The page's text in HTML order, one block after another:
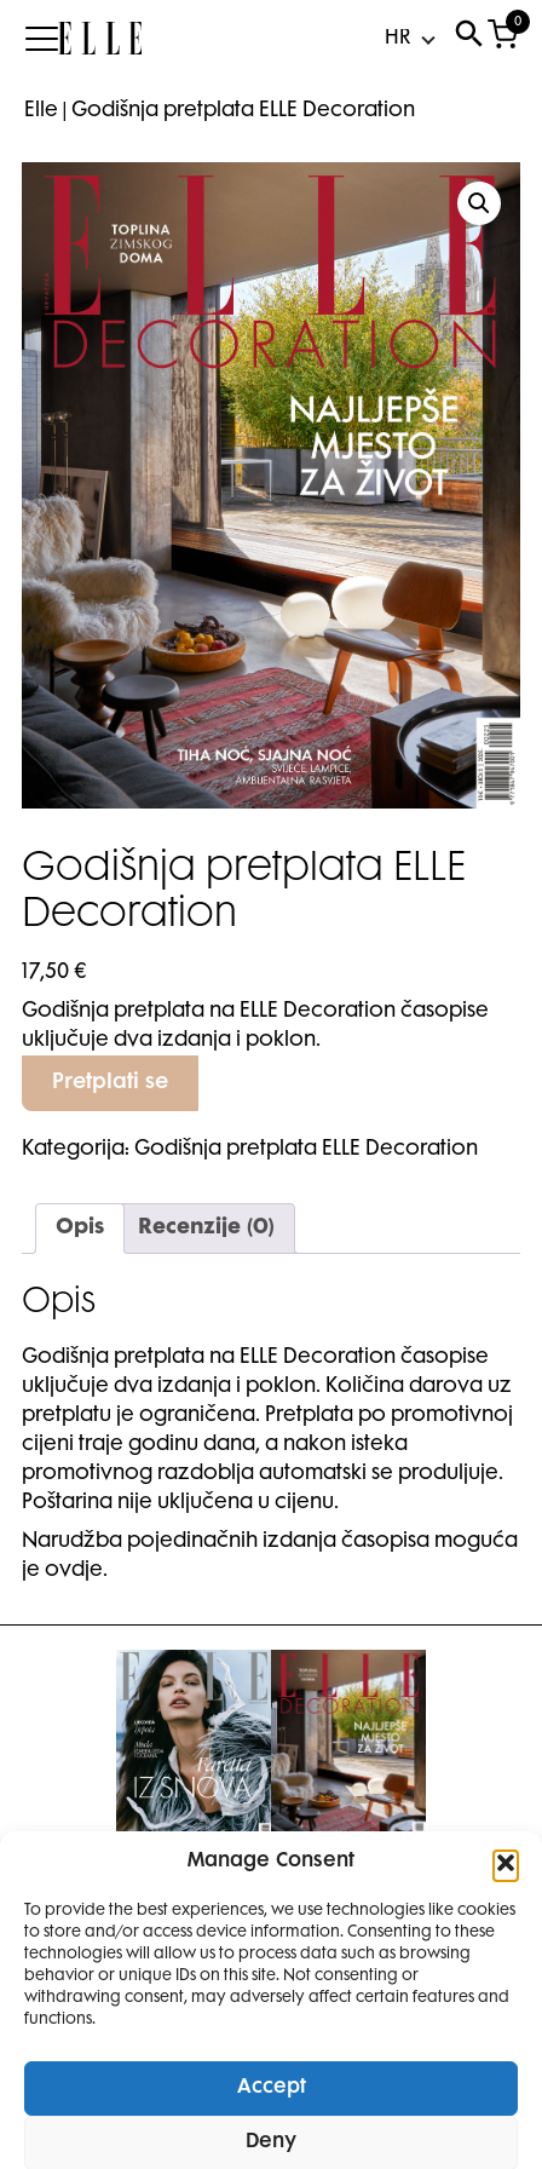
Manage Consent
To provide the best experiences, we use technologies like cookies
to store and/or access device information. Consenting to these
technologies will allow us to process data such as browsing
behavior or unique IDs on this site. Not consenting or
withdrawing consent, may adversely affect certain features and
functions.
Accept
Deny
Elle
0
Elle Godišnja pretplata ELLE Decoration
Godišnja pretplata ELLE
Decoration
17,50 €
Godišnja pretplata na ELLE Decoration časopise
uključuje dva izdanja i poklon.
Pretplati se
Kategorija: Godišnja pretplata ELLE Decoration
Opis Recenzije (0)
Opis
Godišnja pretplata na ELLE Decoration časopise
uključuje dva izdanja i poklon. Količina darova uz
pretplatu je ograničena. Pretplata po promotivnoj
cijeni traje godinu dana, a nakon isteka
promotivnog razdoblja automatski se produljuje.
Poštarina nije uključena u cijenu.
Narudžba pojedinačnih izdanja časopisa moguća
je ovdje.
Pretplati se na časopis
PRETPLATITE SE
Elle ProjectsElle Beauty AwardsElle Style Awards
LifestyleDecoration